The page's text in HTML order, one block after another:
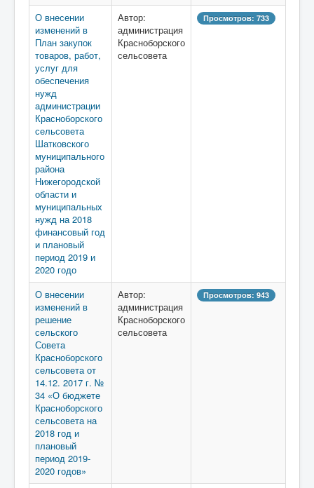
О внесении
изменений в
План закупок
товаров, работ,
услуг для
обеспечения
нужд
администрации
Красноборского
сельсовета
Шатковского
муниципального
района
Нижегородской
области и
муниципальных
нужд на 2018
финансовый год
и плановый
период 2019 и
2020 годо
Автор:
администрация
Красноборского
сельсовета
Просмотров: 733
О внесении
изменений в
решение
сельского
Совета
Красноборского
сельсовета от
14.12. 2017 г. №
34 «О бюджете
Красноборского
сельсовета на
2018 год и
плановый
период 2019-
2020 годов»
Автор:
администрация
Красноборского
сельсовета
Просмотров: 943